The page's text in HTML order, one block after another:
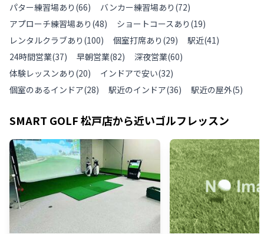
パター練習場あり (66) バンカー練習場あり (72)
アプローチ練習場あり (48) ショートコースあり (19)
レンタルクラブあり (100) 個室打席あり (29) 駅近(41)
24時間営業(37) 早朝営業(82) 深夜営業(60)
体験レッスンあり (20) インドアで安い(32)
個室のあるインドア(28) 駅近のインドア(36) 駅近の屋外(5)
SMART GOLF 松戸店から近いゴルフレッスン